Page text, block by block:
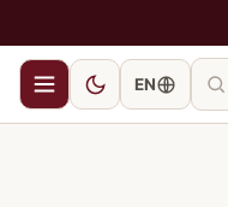
EN